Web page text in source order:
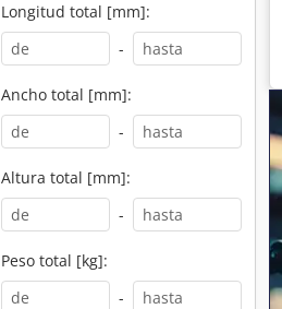
Longitud total [mm]:
-
Ancho total [mm]:
-
Altura total [mm]:
-
Peso total [kg]:
-